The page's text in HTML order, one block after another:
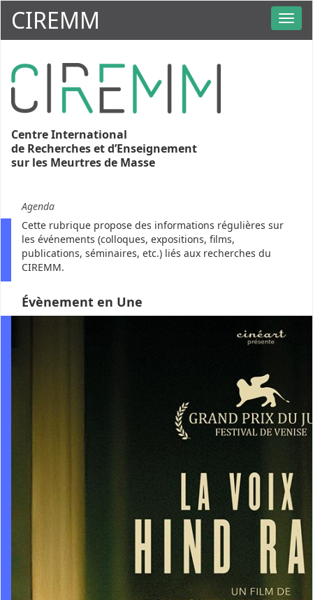
CIREMM
Centre International
de Recherches et d’Enseignement
sur les Meurtres de Masse
Agenda
Cette rubrique propose des informations régulières sur
les événements (colloques, expositions, films,
publications, séminaires, etc.) liés aux recherches du
CIREMM.
Évènement en Une